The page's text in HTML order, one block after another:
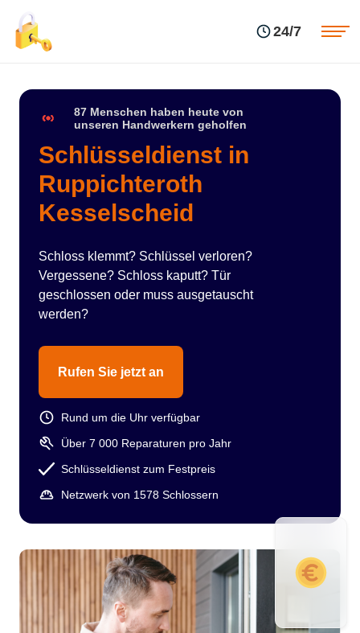
24/7
87 Menschen haben heute von
unseren Handwerkern geholfen
Schlüsseldienst in
Ruppichteroth
Kesselscheid
Schloss klemmt? Schlüssel verloren?
Vergessene? Schloss kaputt? Tür
geschlossen oder muss ausgetauscht
werden?
Rufen Sie jetzt an
Rund um die Uhr verfügbar
Über 7 000 Reparaturen pro Jahr
Schlüsseldienst zum Festpreis
Netzwerk von 1578 Schlossern